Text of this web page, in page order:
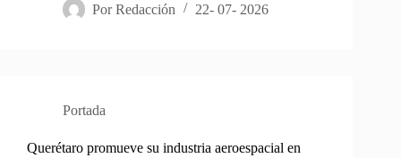
Por Redacción 22- 07- 2026
Portada
Querétaro promueve su industria aeroespacial en